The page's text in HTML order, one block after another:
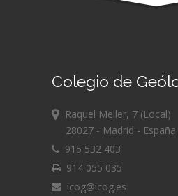
Colegio de
Raquel Meller, 7 (Local)
28027 - Madrid - España
915 532 403
914 055 035
icog@icog.es